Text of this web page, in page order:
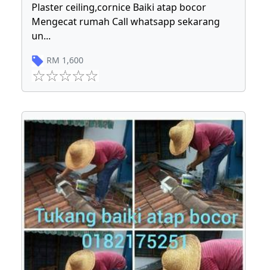
Plaster ceiling,cornice Baiki atap bocor
Mengecat rumah Call whatsapp sekarang
un...
RM 1,600